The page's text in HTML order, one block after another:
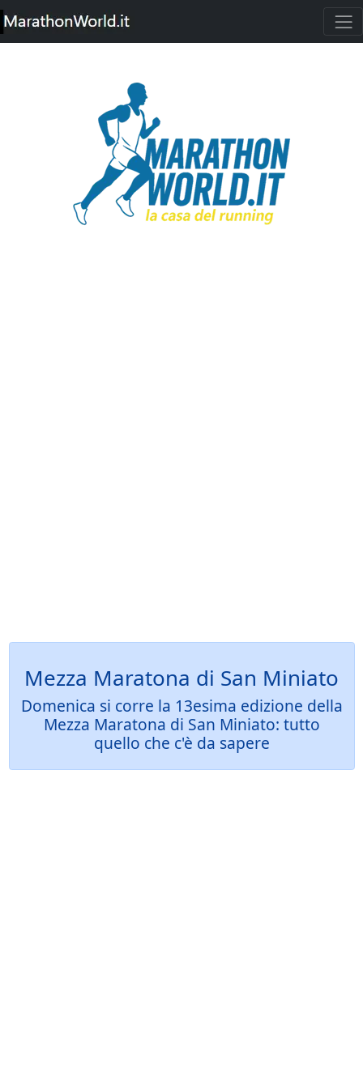
Mezza Maratona di San Miniato
Domenica si corre la 13esima edizione della
Mezza Maratona di San Miniato: tutto
quello che c'è da sapere